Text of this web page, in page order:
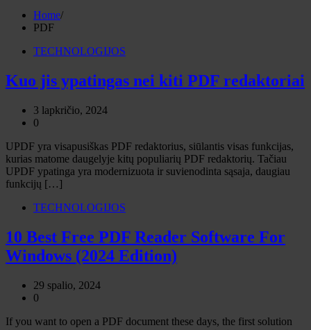
Home
PDF
TECHNOLOGIJOS
Kuo jis ypatingas nei kiti PDF redaktoriai
3 lapkričio, 2024
0
UPDF yra visapusiškas PDF redaktorius, siūlantis visas funkcijas,
kurias matome daugelyje kitų populiarių PDF redaktorių. Tačiau
UPDF ypatinga yra modernizuota ir suvienodinta sąsaja, daugiau
funkcijų […]
TECHNOLOGIJOS
10 Best Free PDF Reader Software For
Windows (2024 Edition)
29 spalio, 2024
0
If you want to open a PDF document these days, the first solution